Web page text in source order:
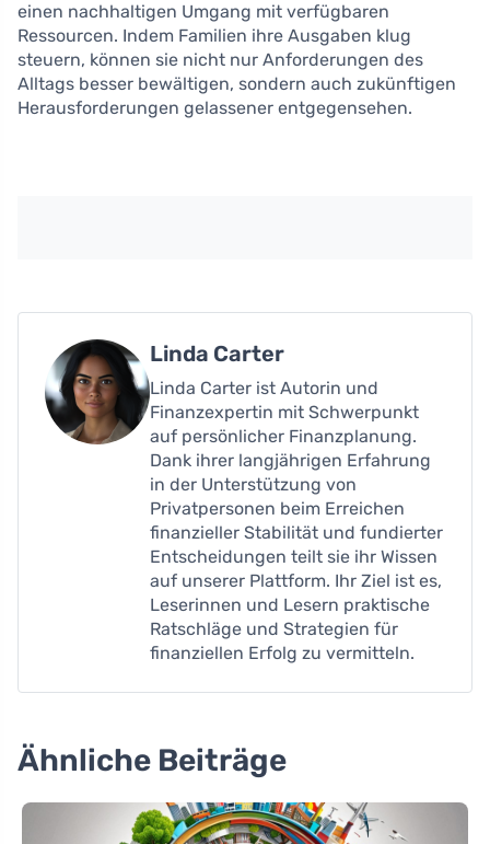
einen nachhaltigen Umgang mit verfügbaren
Ressourcen. Indem Familien ihre Ausgaben klug
steuern, können sie nicht nur Anforderungen des
Alltags besser bewältigen, sondern auch zukünftigen
Herausforderungen gelassener entgegensehen.
Linda Carter
Linda Carter ist Autorin und
Finanzexpertin mit Schwerpunkt
auf persönlicher Finanzplanung.
Dank ihrer langjährigen Erfahrung
in der Unterstützung von
Privatpersonen beim Erreichen
finanzieller Stabilität und fundierter
Entscheidungen teilt sie ihr Wissen
auf unserer Plattform. Ihr Ziel ist es,
Leserinnen und Lesern praktische
Ratschläge und Strategien für
finanziellen Erfolg zu vermitteln.
Ähnliche Beiträge